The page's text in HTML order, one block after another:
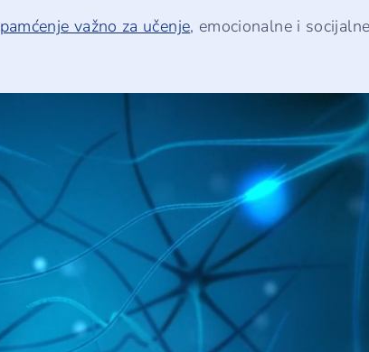
pamćenje važno za učenje, emocionalne i socijalne